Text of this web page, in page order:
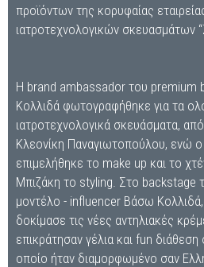
προϊόντων της κορυφαίας
ιατροτεχνολογικών σκευασμάτων
H brand ambassador του premium
Κολλιδά φωτογραφήθηκε για τα
ιατροτεχνολογικά σκευάσματα,
Κλεονίκη Παναγιωτοπούλου, ενώ
επιμελήθηκε το make up και το
Μπιζάκη το styling. Στο backstage
μοντέλο - influencer Βάσω Κολλιδά,
δοκίμασε τις νέες αντηλιακές
επικράτησαν γέλια και fun
οποίο ήταν διαμορφωμένο σαν